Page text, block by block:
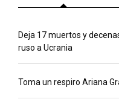
Deja 17 muertos y
ruso a Ucrania
Toma un respiro Ariana